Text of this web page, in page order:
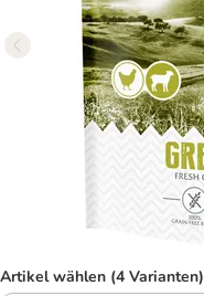
Artikel wählen (4 Varianten)